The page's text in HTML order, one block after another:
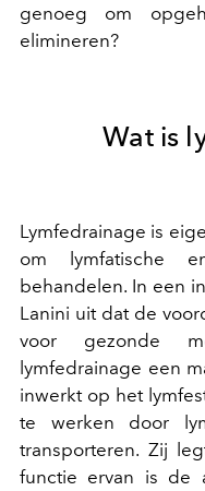
genoeg om
elimineren?
Wat is
Lymfedrainage is
om lymfatische
behandelen. In een
Lanini uit dat de
voor gezonde
lymfedrainage een
inwerkt op het
te werken door
transporteren. Zij
functie ervan is de